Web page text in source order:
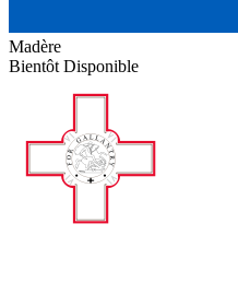
Madère
Bientôt Disponible